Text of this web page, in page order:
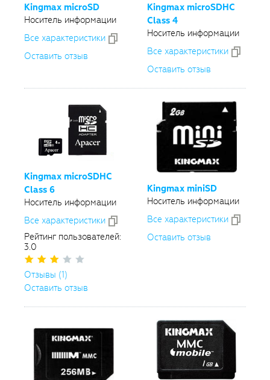
Kingmax microSD
Носитель информации
Все xарактеристики
Оставить отзыв
Kingmax microSDHC
Class 4
Носитель информации
Все xарактеристики
Оставить отзыв
Kingmax microSDHC
Class 6
Носитель информации
Все xарактеристики
Рейтинг пользователей:
3.0
Отзывы (1)
Оставить отзыв
Kingmax miniSD
Носитель информации
Все xарактеристики
Оставить отзыв